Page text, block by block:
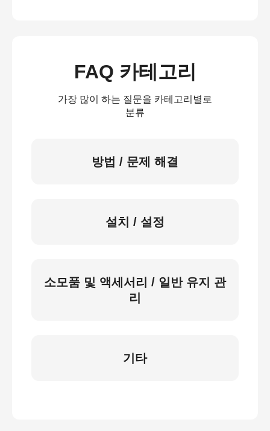
FAQ 카테고리
가장 많이 하는 질문을 카테고리별로
분류
방법 / 문제 해결
설치 / 설정
소모품 및 액세서리 / 일반 유지 관
리
기타